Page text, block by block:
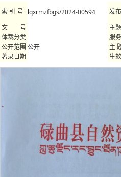
索 引 号 lqxrmzfbgs/2024-00594 发
文 号 主
体裁分类
服
公开范围 公开
主
著录日期
生